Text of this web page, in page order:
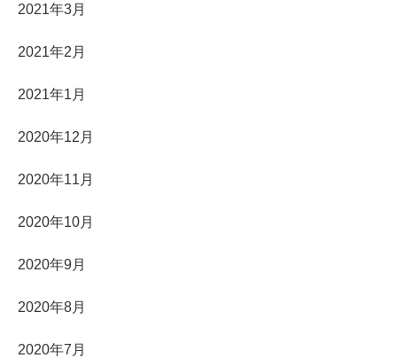
2021年3月
2021年2月
2021年1月
2020年12月
2020年11月
2020年10月
2020年9月
2020年8月
2020年7月